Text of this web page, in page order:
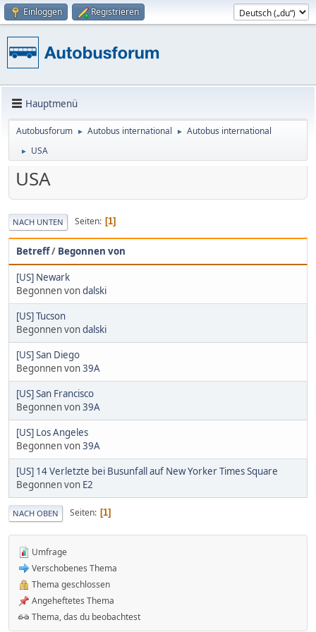
Einloggen Registrieren
Hauptmenü
Autobusforum ► Autobus international ► Autobus international
► USA
USA
NACH UNTEN Seiten 1
Betreff/ Begonnen von
[US] Newark
Begonnen vondalski
[US] Tucson
Begonnen vondalski
[US] San Diego
Begonnen von39A
[US] San Francisco
Begonnen von39A
[US] Los Angeles
Begonnen von39A
[US] 14 Verletzte bei Busunfall auf New Yorker Times Square
Begonnen von E2
NACH OBEN Seiten 1
Umfrage
Verschobenes Thema
Thema geschlossen
Angeheftetes Thema
Thema, das du beobachtest